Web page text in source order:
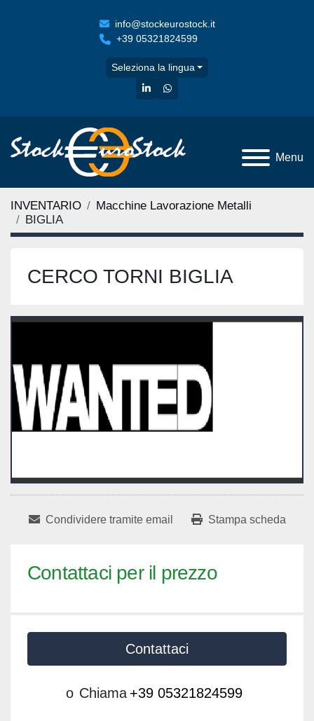
info@stockeurostock.it
+39 05321824599
Seleziona la lingua
linkedinwhatsapp
Menu
INVENTARIO
Macchine Lavorazione Metalli
BIGLIA
CERCO TORNI BIGLIA
Condividere tramite email Stampa scheda
Contattaci per il prezzo
Contattaci
o Chiama +39 05321824599